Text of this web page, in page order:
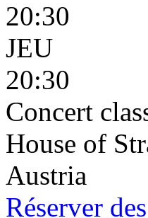
20:30
JEU
20:30
Concert
House of
Austria
Réserver